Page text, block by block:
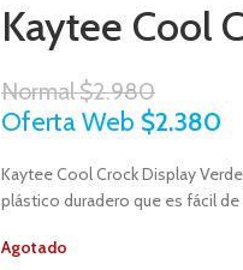
Kaytee Cool
Normal$2.980
Oferta Web $2.380
Kaytee Cool Crock Display
plástico duradero que es fácil de
Agotado